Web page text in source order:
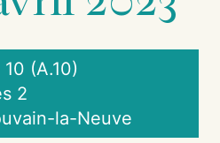
(A.10)
2
la-Neuve